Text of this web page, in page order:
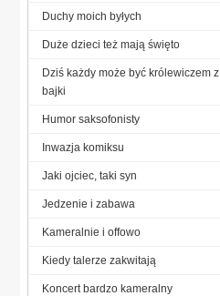
Duchy moich byłych
Duże dzieci też mają święto
Dziś każdy może być królewiczem z
bajki
Humor saksofonisty
Inwazja komiksu
Jaki ojciec, taki syn
Jedzenie i zabawa
Kameralnie i offowo
Kiedy talerze zakwitają
Koncert bardzo kameralny